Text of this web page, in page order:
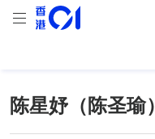
陈星妤（陈圣瑜）